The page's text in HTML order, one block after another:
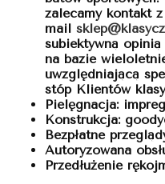
zalecamy kontakt
mail
subiektywną opinią
na bazie
uwzględniającą
stóp Klientów
Pielęgnacja:
Konstrukcja:
Bezpłatne
Autoryzowana
Przedłużenie